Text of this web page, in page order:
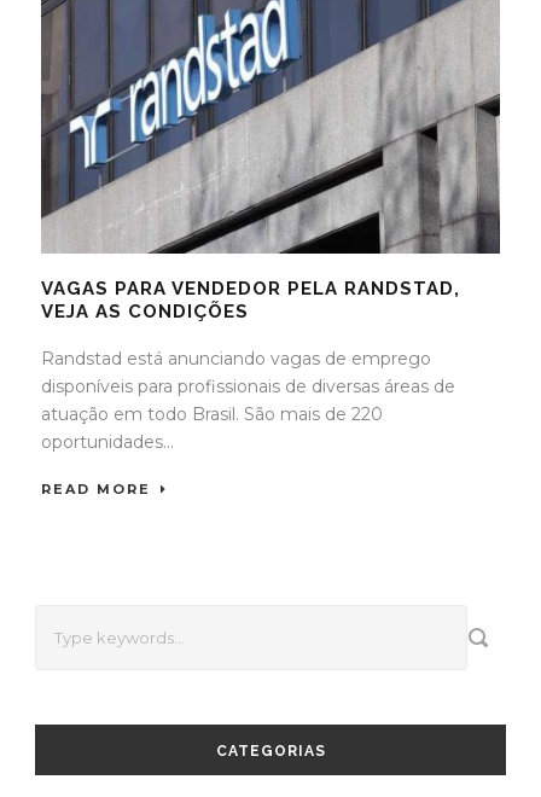
VAGAS PARA VENDEDOR PELA RANDSTAD,
VEJA AS CONDIÇÕES
Randstad está anunciando vagas de emprego
disponíveis para profissionais de diversas áreas de
atuação em todo Brasil. São mais de 220
oportunidades...
READ MORE
CATEGORIAS